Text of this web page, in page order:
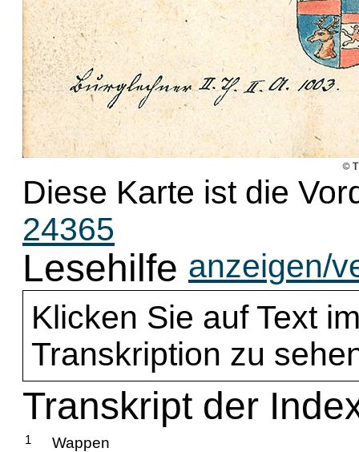
Diese Karte ist die
24365
Lesehilfe anzeigen/
Klicken Sie auf Text
Transkription zu
Transkript der
1 Wappen